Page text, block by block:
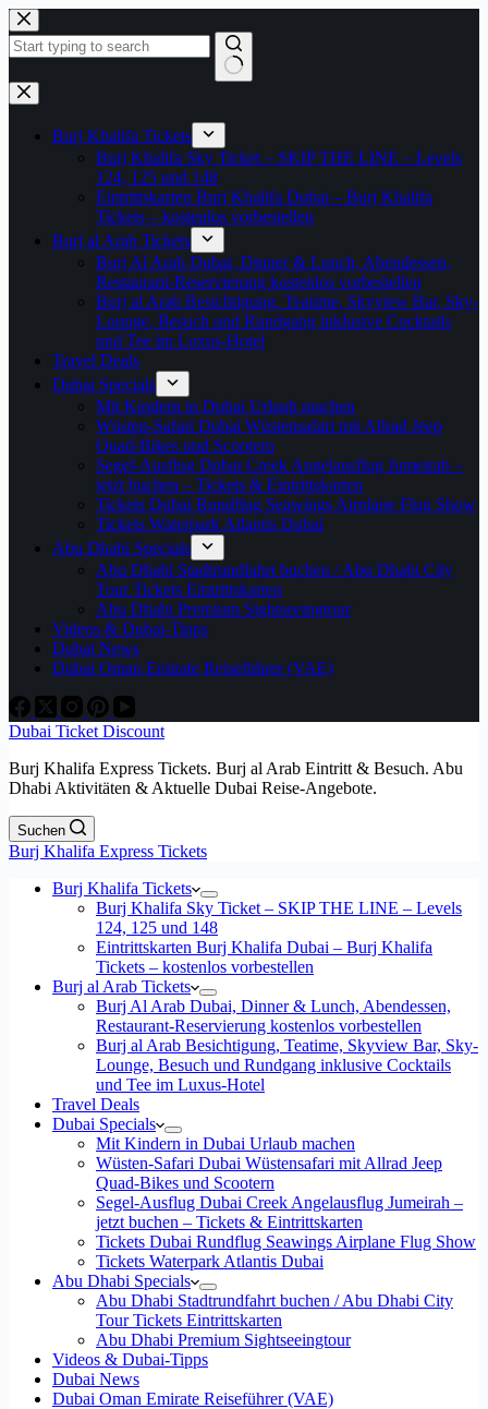
Zum
Inhalt
springen
Keine
Ergebnisse
Burj Khalifa Tickets
Burj Khalifa Sky Ticket – SKIP THE LINE – Levels
124, 125 und 148
Eintrittskarten Burj Khalifa Dubai – Burj Khalifa
Tickets – kostenlos vorbestellen
Burj al Arab Tickets
Burj Al Arab Dubai, Dinner & Lunch, Abendessen,
Restaurant-Reservierung kostenlos vorbestellen
Burj al Arab Besichtigung, Teatime, Skyview Bar, Sky-
Lounge, Besuch und Rundgang inklusive Cocktails
und Tee im Luxus-Hotel
Travel Deals
Dubai Specials
Mit Kindern in Dubai Urlaub machen
Wüsten-Safari Dubai Wüstensafari mit Allrad Jeep
Quad-Bikes und Scootern
Segel-Ausflug Dubai Creek Angelausflug Jumeirah –
jetzt buchen – Tickets & Eintrittskarten
Tickets Dubai Rundflug Seawings Airplane Flug Show
Tickets Waterpark Atlantis Dubai
Abu Dhabi Specials
Abu Dhabi Stadtrundfahrt buchen / Abu Dhabi City
Tour Tickets Eintrittskarten
Abu Dhabi Premium Sightseeingtour
Videos & Dubai-Tipps
Dubai News
Dubai Oman Emirate Reiseführer (VAE)
Dubai Ticket Discount
Burj Khalifa Express Tickets. Burj al Arab Eintritt & Besuch. Abu
Dhabi Aktivitäten & Aktuelle Dubai Reise-Angebote.
Suchen
Burj Khalifa Express Tickets
Burj Khalifa Tickets
Burj Khalifa Sky Ticket – SKIP THE LINE – Levels
124, 125 und 148
Eintrittskarten Burj Khalifa Dubai – Burj Khalifa
Tickets – kostenlos vorbestellen
Burj al Arab Tickets
Burj Al Arab Dubai, Dinner & Lunch, Abendessen,
Restaurant-Reservierung kostenlos vorbestellen
Burj al Arab Besichtigung, Teatime, Skyview Bar, Sky-
Lounge, Besuch und Rundgang inklusive Cocktails
und Tee im Luxus-Hotel
Travel Deals
Dubai Specials
Mit Kindern in Dubai Urlaub machen
Wüsten-Safari Dubai Wüstensafari mit Allrad Jeep
Quad-Bikes und Scootern
Segel-Ausflug Dubai Creek Angelausflug Jumeirah –
jetzt buchen – Tickets & Eintrittskarten
Tickets Dubai Rundflug Seawings Airplane Flug Show
Tickets Waterpark Atlantis Dubai
Abu Dhabi Specials
Abu Dhabi Stadtrundfahrt buchen / Abu Dhabi City
Tour Tickets Eintrittskarten
Abu Dhabi Premium Sightseeingtour
Videos & Dubai-Tipps
Dubai News
Dubai Oman Emirate Reiseführer (VAE)